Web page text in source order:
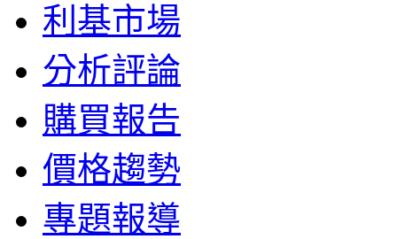
利基市場
分析評論
購買報告
價格趨勢
專題報導